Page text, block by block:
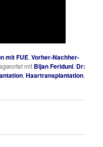
mit FUE,Vorher-Nachher-
mit Bijan Feriduni, Dr:
,Haartransplantation,